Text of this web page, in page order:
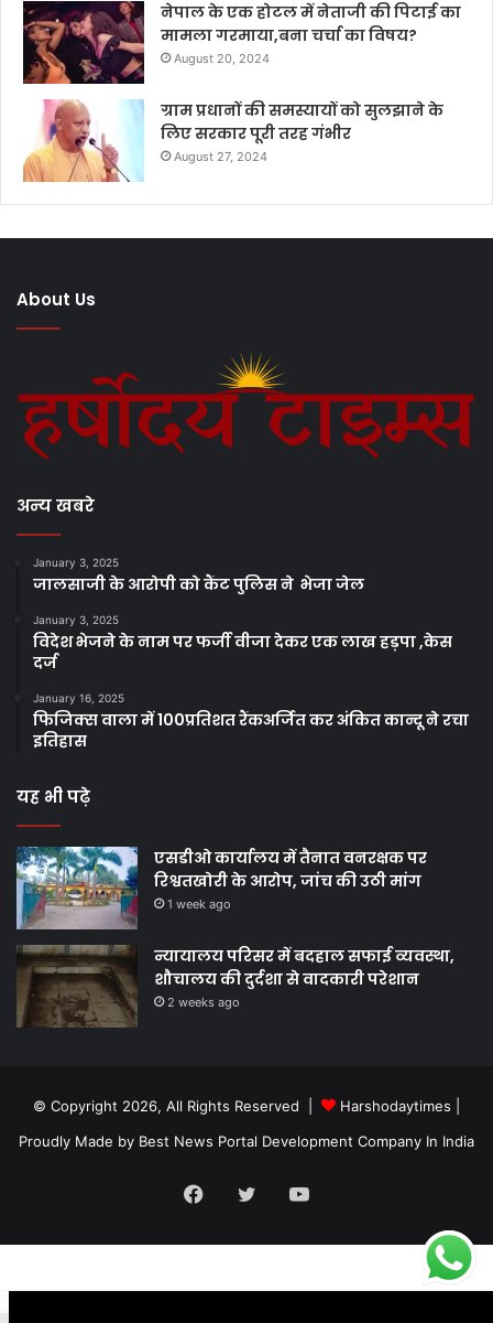
नेपाल के एक होटल में नेताजी की पिटाई का
मामला गरमाया,बना चर्चा का विषय?
August 20, 2024
ग्राम प्रधानों की समस्यायों को सुलझाने के
लिए सरकार पूरी तरह गंभीर
August 27, 2024
About Us
अन्य खबरे
January 3, 2025
जालसाजी के आरोपी को कैंट पुलिस ने भेजा जेल
January 3, 2025
विदेश भेजने के नाम पर फर्जी वीजा देकर एक लाख हड़पा ,केस
दर्ज
January 16, 2025
फिजिक्स वाला में 100प्रतिशत रैंकअर्जित कर अंकित कान्दू ने रचा
इतिहास
यह भी पढ़े
एसडीओ कार्यालय में तैनात वनरक्षक पर
रिश्वतखोरी के आरोप, जांच की उठी मांग
1 week ago
न्यायालय परिसर में बदहाल सफाई व्यवस्था,
शौचालय की दुर्दशा से वादकारी परेशान
2 weeks ago
© Copyright 2026, All Rights Reserved | Harshodaytimes
Proudly Made by Best News Portal Development Company In India
Facebook
TwitterYouTube